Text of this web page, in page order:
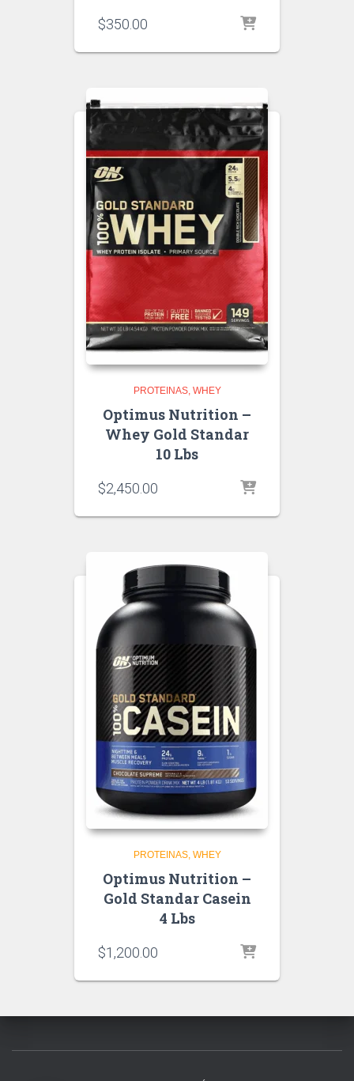
$350.00
PROTEINAS WHEY
Optimus Nutrition –
Whey Gold Standar
10 Lbs
$2,450.00
PROTEINAS WHEY
Optimus Nutrition –
Gold Standar Casein
4 Lbs
$1,200.00